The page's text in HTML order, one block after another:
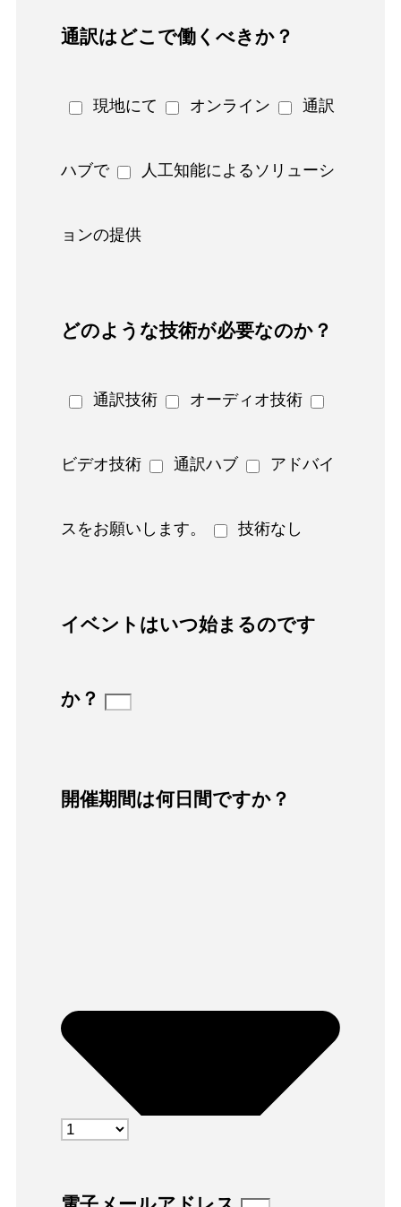
通訳はどこで働くべきか？
現地にて オンライン 通訳
ハブで 人工知能によるソリューシ
ョンの提供
どのような技術が必要なのか？
通訳技術 オーディオ技術
ビデオ技術 通訳ハブ アドバイ
スをお願いします。 技術なし
イベントはいつ始まるのです
か？
開催期間は何日間ですか？